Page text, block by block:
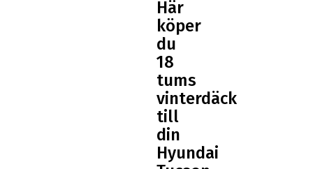
köper
du
18
tums
vinterdäck
till
din
Hyundai
Tucson